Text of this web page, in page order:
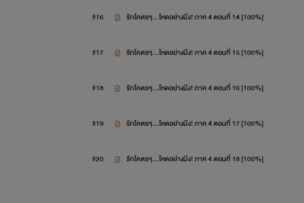
#16 รักโคตรๆ...โหดอย่างมึง! ภาค 4 ตอนที่ 14 [100%]
#17 รักโคตรๆ...โหดอย่างมึง! ภาค 4 ตอนที่ 15 [100%]
#18 รักโคตรๆ...โหดอย่างมึง! ภาค 4 ตอนที่ 16 [100%]
#19 รักโคตรๆ...โหดอย่างมึง! ภาค 4 ตอนที่ 17 [100%]
#20 รักโคตรๆ...โหดอย่างมึง! ภาค 4 ตอนที่ 18 [100%]